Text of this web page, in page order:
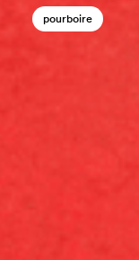
pourboire